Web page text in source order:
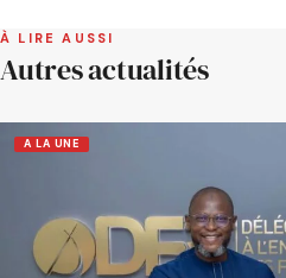
À LIRE AUSSI
Autres actualités
A LA UNE